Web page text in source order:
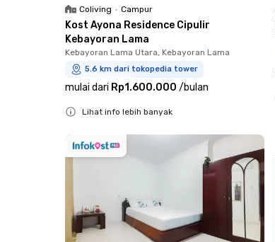
Coliving • Campur
Kost Ayona Residence Cipulir
Kebayoran Lama
Kebayoran Lama Utara, Kebayoran Lama
5.6 km dari tokopedia tower
mulai dari Rp1.600.000 /bulan
Lihat info lebih banyak